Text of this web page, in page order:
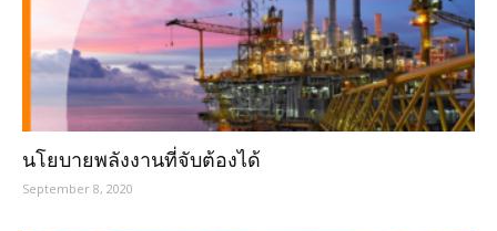
นโยบายพลังงานที่จับต้องได้
September 8, 2020